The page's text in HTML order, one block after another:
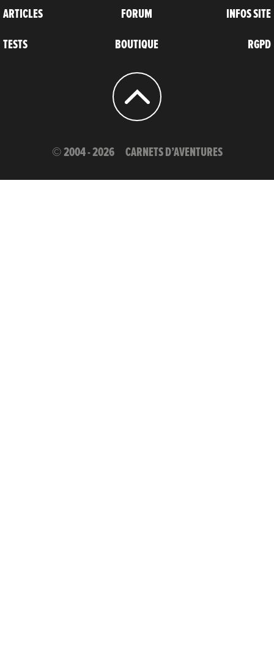
ARTICLES
TESTS
FORUM
BOUTIQUE
INFOS SITE
RGPD
© 2004 - 2026 CARNETS D’AVENTURES